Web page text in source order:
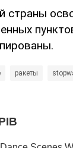
страны
ракеты